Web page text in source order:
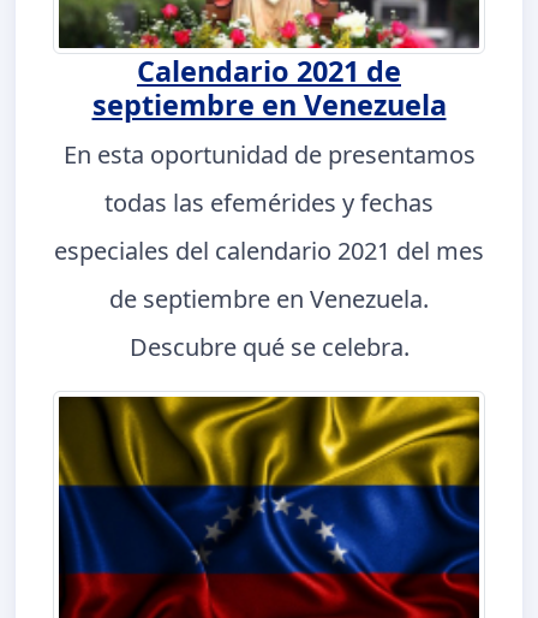
Calendario 2021 de
septiembre en Venezuela
En esta oportunidad de presentamos
todas las efemérides y fechas
especiales del calendario 2021 del mes
de septiembre en Venezuela.
Descubre qué se celebra.